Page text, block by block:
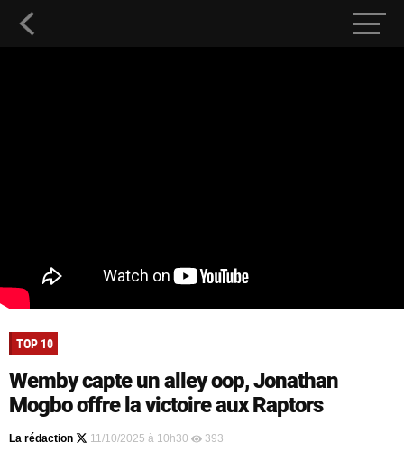
TOP 10
Wemby capte un alley oop, Jonathan
Mogbo offre la victoire aux Raptors
La rédaction 11/10/2025 à 10h30 393